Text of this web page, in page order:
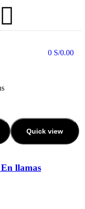
0 S/0.00
Quick view
llamas